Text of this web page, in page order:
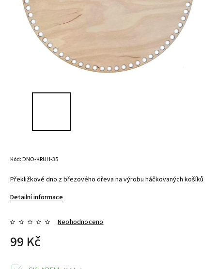
Kód:DNO-KRUH-35
Překližkové dno z březového dřeva na výrobu háčkovaných košíků
Detailní informace
Neohodnoceno
99 Kč